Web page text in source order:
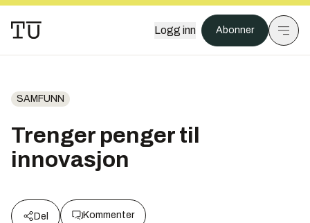
Logg inn Abonner
SAMFUNN
Trenger penger til
innovasjon
Del Kommenter